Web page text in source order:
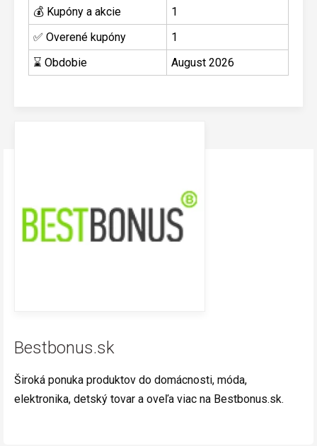
💰 Kupóny a akcie
1
✅ Overené kupóny
1
⌛ Obdobie
August 2026
Bestbonus.sk
Široká ponuka produktov do domácnosti, móda,
elektronika, detský tovar a oveľa viac na Bestbonus.sk.